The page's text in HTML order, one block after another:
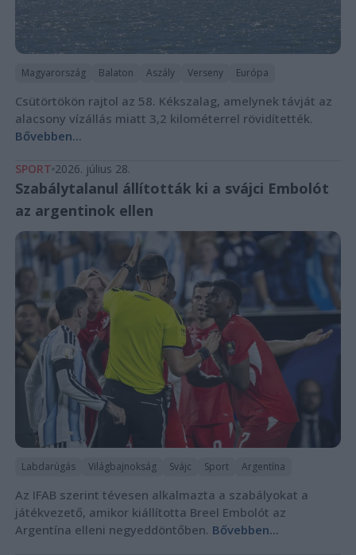
Magyarország Balaton Aszály Verseny Európa
Csütörtökön rajtol az 58. Kékszalag, amelynek távját az
alacsony vízállás miatt 3,2 kilométerrel rövidítették.
Bővebben...
SPORT 2026. július 28.
Szabálytalanul állították ki a svájci Embolót
az argentinok ellen
Labdarúgás Világbajnokság Svájc Sport Argentína
Az IFAB szerint tévesen alkalmazta a szabályokat a
játékvezető, amikor kiállította Breel Embolót az
Argentína elleni negyeddöntőben. Bővebben...